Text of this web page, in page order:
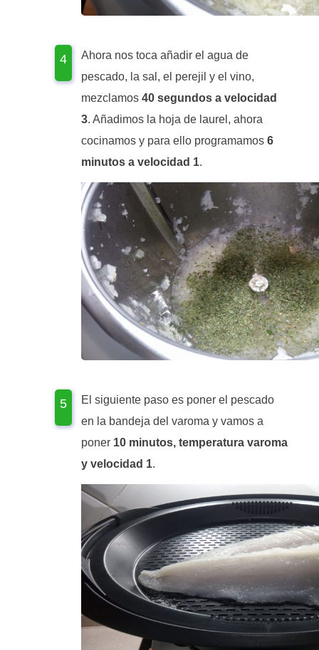
Ahora nos toca añadir el agua de
pescado, la sal, el perejil y el vino,
mezclamos 40 segundos a velocidad
3. Añadimos la hoja de laurel, ahora
cocinamos y para ello programamos 6
minutos a velocidad 1.
El siguiente paso es poner el pescado
en la bandeja del varoma y vamos a
poner 10 minutos, temperatura varoma
y velocidad 1.